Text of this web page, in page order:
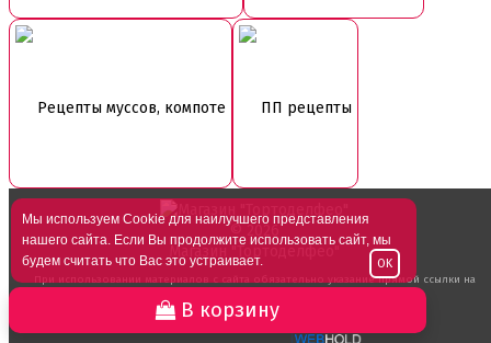
В корзину
Рецепты муссов, компоте ПП рецепты
© 2026
Магазин "Тортоделфео"
При использовании материалов с сайта обязательно указание прямой ссылки на
Мы используем Cookie для наилучшего представления
нашего сайта. Если Вы продолжите использовать сайт, мы
будем считать что Вас это устраивает.
OK